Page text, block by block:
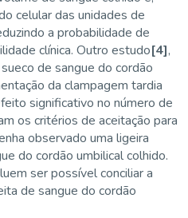
celular das unidades de
a probabilidade de
clínica. Outro estudo[4],
de sangue do cordão
da clampagem tardia
significativo no número de
os critérios de aceitação para
observado uma ligeira
do cordão umbilical colhido.
ser possível conciliar a
de sangue do cordão